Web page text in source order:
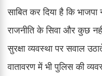
साबित कर दिया है कि
राजनीति के सिवा और कुछ
सुरक्षा व्यवस्था पर सवाल
वातावरण में भी पुलिस की